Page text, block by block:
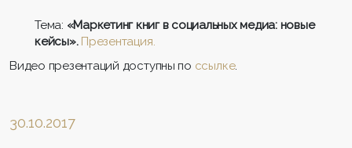
Тема: «Маркетинг книг в социальных медиа: новые
кейсы». Презентация.
Видео презентаций доступны по ссылке.
30.10.2017